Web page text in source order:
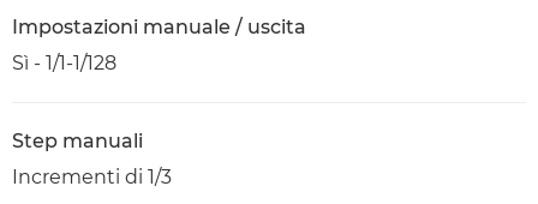
Impostazioni manuale / uscita
Sì - 1/1-1/128
Step manuali
Incrementi di 1/3